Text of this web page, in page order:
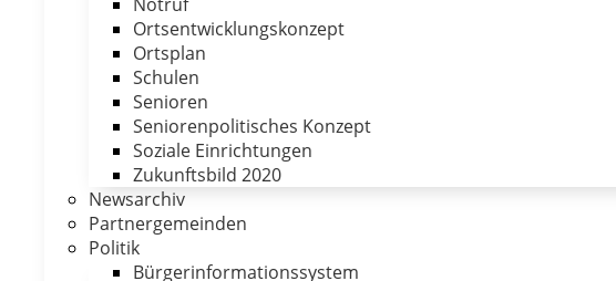
Ortsentwicklungskonzept
Ortsplan
Schulen
Senioren
Seniorenpolitisches Konzept
Soziale Einrichtungen
Zukunftsbild 2020
Newsarchiv
Partnergemeinden
Politik
Bürgerinformationssystem